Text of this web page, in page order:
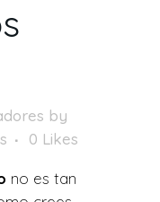
by
0 Likes
no es tan